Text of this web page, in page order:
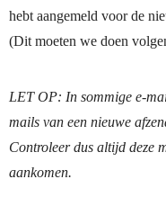
hebt aangemeld voor de
(Dit moeten we doen
LET OP: In sommige e-
mails van een nieuwe
Controleer dus altijd deze
aankomen.